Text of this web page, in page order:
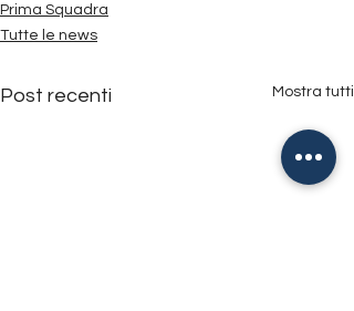
Prima Squadra
Tutte le news
Post recenti Mostra tutti